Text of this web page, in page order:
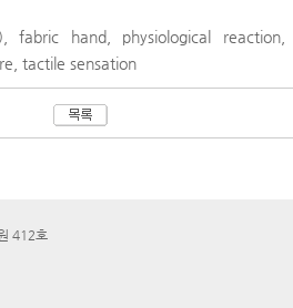
fabric hand, physiological
tactile sensation
412호